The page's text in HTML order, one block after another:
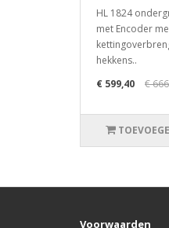
HL 1824
met Encoder
hekkens..
€ 599,40
€
Voorwaarden